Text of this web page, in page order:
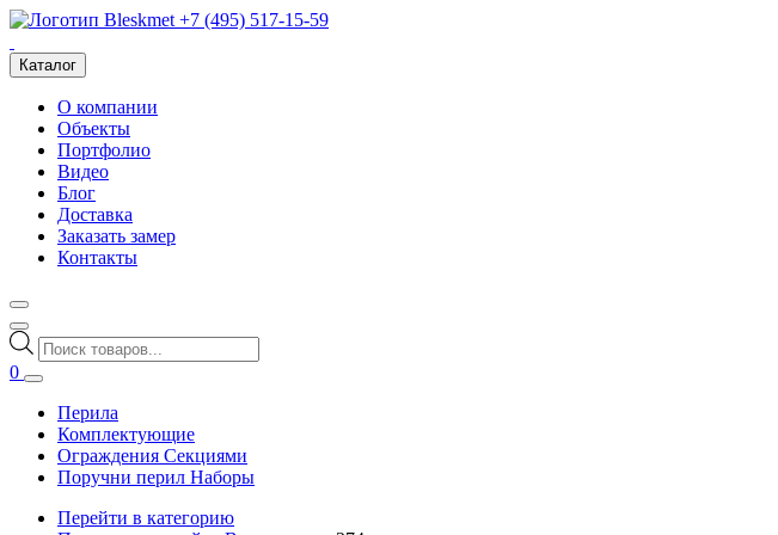
+7 (495) 517-15-59
Каталог
О компании
Объекты
Портфолио
Видео
Блог
Доставка
Заказать замер
Контакты
Поиск
товаров
0
Перила
Комплектующие
Ограждения Секциями
Поручни перил Наборы
Перейти в категорию